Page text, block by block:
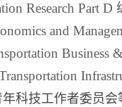
Research Part D
and
Business
科技工作者委员